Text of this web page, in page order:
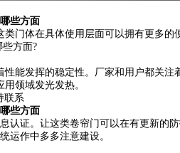
些方面
门体在具体使用层面可以拥有更多
方面?
发挥的稳定性。厂家和用户都关注
领域发光发热。
联系
些方面
证。让这类卷帘门可以在有更新的
运作中多多注意建设。